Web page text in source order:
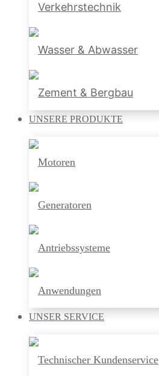
Verkehrstechnik
Wasser & Abwasser
Zement & Bergbau
UNSERE PRODUKTE
Motoren
Generatoren
Antriebssysteme
Anwendungen
UNSER SERVICE
Technischer Kundenservice